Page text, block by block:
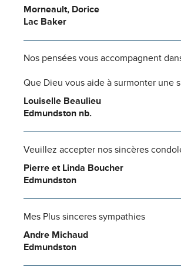
Morneault, Dorice
Lac Baker
Nos pensées vous accompagnent
Que Dieu vous aide à surmonter une
Louiselle Beaulieu
Edmundston nb.
Veuillez accepter nos sincères
Pierre et Linda Boucher
Edmundston
Mes Plus sinceres sympathies
Andre Michaud
Edmundston